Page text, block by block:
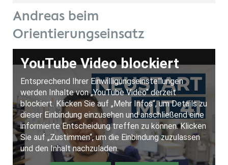
Andreas beim
Orientierungseinsatz